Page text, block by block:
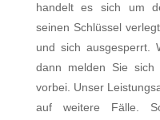
handelt es sich um
seinen Schlüssel
und sich ausgesperrt.
dann melden Sie
vorbei. Unser
auf weitere Fälle.